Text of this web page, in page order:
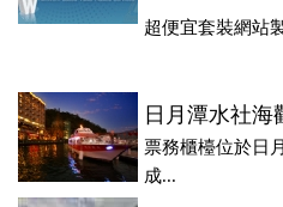
超便宜套裝網站
登、訂房系統、客房委託旅行社
日月潭水社海
票務櫃檯位於日
成...